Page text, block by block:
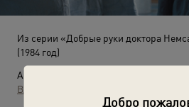
Добро
Из серии «Добрые руки доктора
(1984 год)
Автор:
Владимир Вяткин